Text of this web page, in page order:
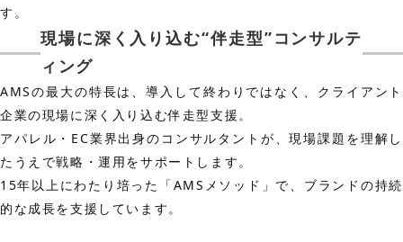
す。
現場に深く入り込む“伴走型”コンサルテ
ィング
AMSの最大の特長は、導入して終わりではなく、クライアント
企業の現場に深く入り込む伴走型支援。
アパレル・EC業界出身のコンサルタントが、現場課題を理解し
たうえで戦略・運用をサポートします。
15年以上にわたり培った「AMSメソッド」で、ブランドの持続
的な成長を支援しています。